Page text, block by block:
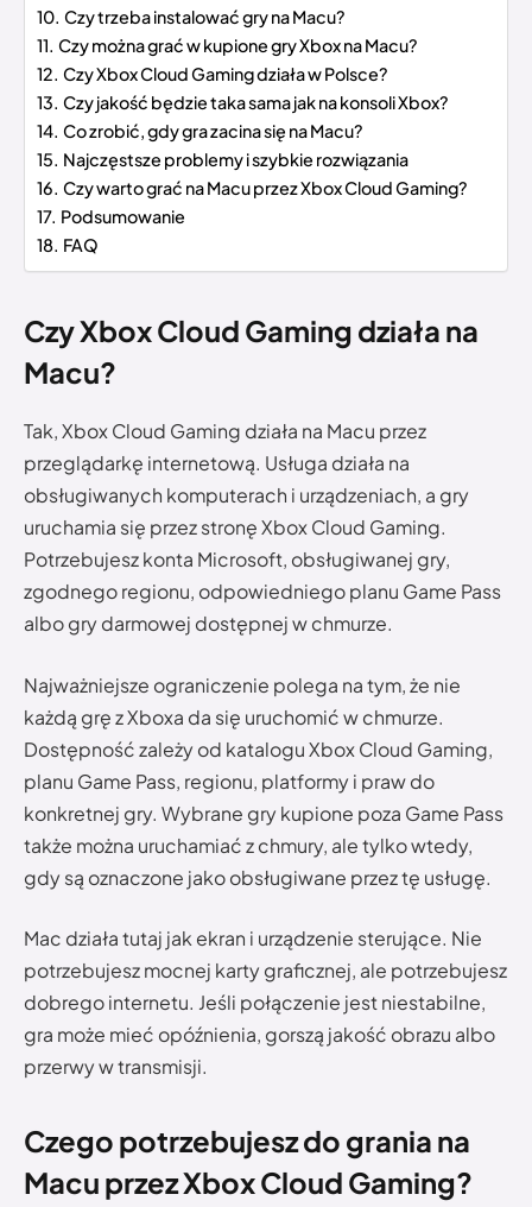
Czy trzeba instalować gry na Macu?
Czy można grać w kupione gry Xbox na Macu?
Czy Xbox Cloud Gaming działa w Polsce?
Czy jakość będzie taka sama jak na konsoli Xbox?
Co zrobić, gdy gra zacina się na Macu?
Najczęstsze problemy i szybkie rozwiązania
Czy warto grać na Macu przez Xbox Cloud Gaming?
Podsumowanie
FAQ
Czy Xbox Cloud Gaming działa na
Macu?
Tak, Xbox Cloud Gaming działa na Macu przez
przeglądarkę internetową. Usługa działa na
obsługiwanych komputerach i urządzeniach, a gry
uruchamia się przez stronę Xbox Cloud Gaming.
Potrzebujesz konta Microsoft, obsługiwanej gry,
zgodnego regionu, odpowiedniego planu Game Pass
albo gry darmowej dostępnej w chmurze.
Najważniejsze ograniczenie polega na tym, że nie
każdą grę z Xboxa da się uruchomić w chmurze.
Dostępność zależy od katalogu Xbox Cloud Gaming,
planu Game Pass, regionu, platformy i praw do
konkretnej gry. Wybrane gry kupione poza Game Pass
także można uruchamiać z chmury, ale tylko wtedy,
gdy są oznaczone jako obsługiwane przez tę usługę.
Mac działa tutaj jak ekran i urządzenie sterujące. Nie
potrzebujesz mocnej karty graficznej, ale potrzebujesz
dobrego internetu. Jeśli połączenie jest niestabilne,
gra może mieć opóźnienia, gorszą jakość obrazu albo
przerwy w transmisji.
Czego potrzebujesz do grania na
Macu przez Xbox Cloud Gaming?